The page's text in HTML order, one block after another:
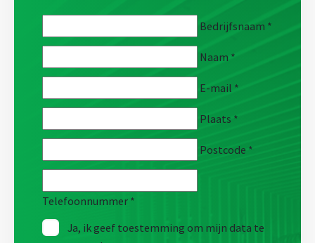
Bedrijfsnaam *
Naam *
E-mail *
Plaats *
Postcode *
Telefoonnummer *
Ja, ik geef toestemming om mijn data te